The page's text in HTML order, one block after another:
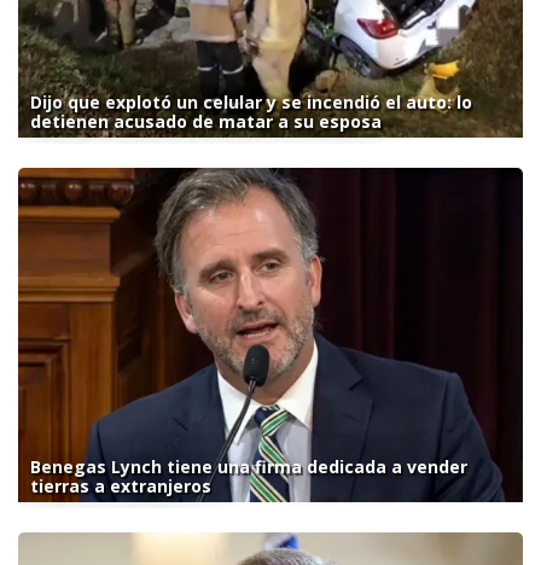
Dijo que explotó un celular y se incendió el auto: lo
detienen acusado de matar a su esposa
Benegas Lynch tiene una firma dedicada a vender
tierras a extranjeros